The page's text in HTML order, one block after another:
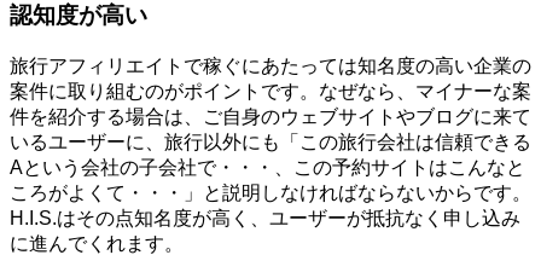
認知度が高い
旅行アフィリエイトで稼ぐにあたっては知名度の高い企業の
案件に取り組むのがポイントです。なぜなら、マイナーな案
件を紹介する場合は、ご自身のウェブサイトやブログに来て
いるユーザーに、旅行以外にも「この旅行会社は信頼できる
Aという会社の子会社で・・・、この予約サイトはこんなと
ころがよくて・・・」と説明しなければならないからです。
H.I.S.はその点知名度が高く、ユーザーが抵抗なく申し込み
に進んでくれます。